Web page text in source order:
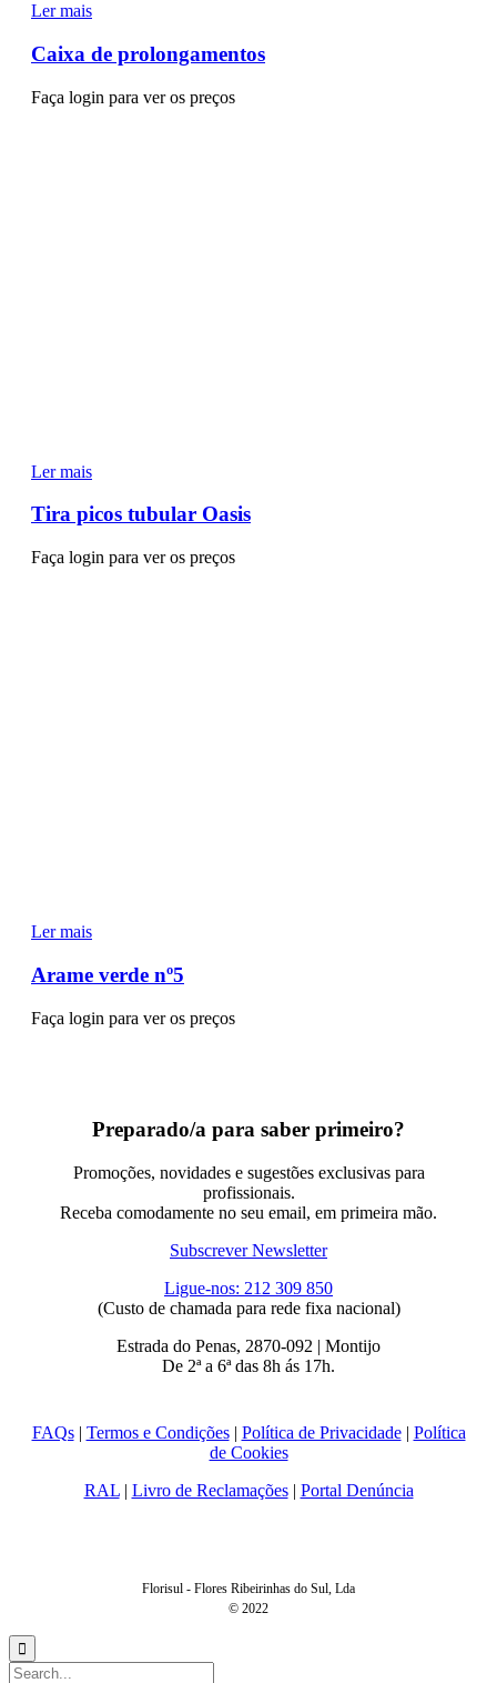
Ler mais
Caixa de prolongamentos
Faça login para ver os preços
Ler mais
Tira picos tubular Oasis
Faça login para ver os preços
Ler mais
Arame verde nº5
Faça login para ver os preços
Preparado/a para saber primeiro?
Promoções, novidades e sugestões exclusivas para
profissionais.
Receba comodamente no seu email, em primeira mão.
Subscrever Newsletter
Ligue-nos: 212 309 850
(Custo de chamada para rede fixa nacional)
Estrada do Penas, 2870-092 | Montijo
De 2ª a 6ª das 8h ás 17h.
FAQs| Termos e Condições| Política de Privacidade| Política
de Cookies
RAL| Livro de Reclamações| Portal Denúncia
Florisul - Flores Ribeirinhas do Sul, Lda
© 2022
